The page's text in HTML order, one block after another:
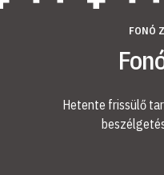
FONÓ
Hetente frissülő